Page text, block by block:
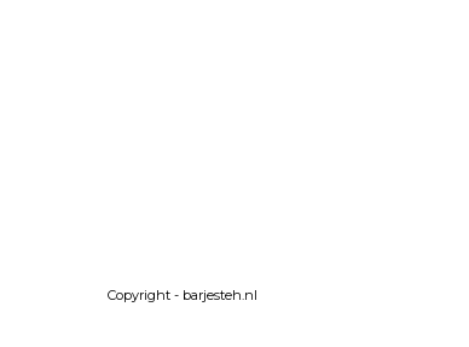
Copyright - barjesteh.nl